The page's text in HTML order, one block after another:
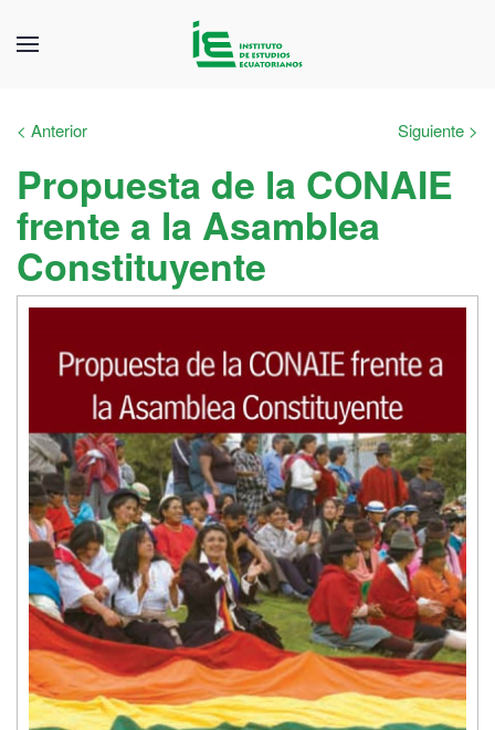
< Anterior Siguiente >
Propuesta de la CONAIE
frente a la Asamblea
Constituyente